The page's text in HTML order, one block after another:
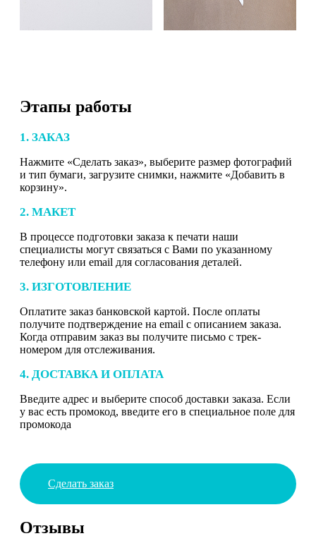
Этапы работы
1. ЗАКАЗ
Нажмите «Сделать заказ», выберите размер фотографий
и тип бумаги, загрузите снимки, нажмите «Добавить в
корзину».
2. МАКЕТ
В процессе подготовки заказа к печати наши
специалисты могут связаться с Вами по указанному
телефону или email для согласования деталей.
3. ИЗГОТОВЛЕНИЕ
Оплатите заказ банковской картой. После оплаты
получите подтверждение на email с описанием заказа.
Когда отправим заказ вы получите письмо с трек-
номером для отслеживания.
4. ДОСТАВКА И ОПЛАТА
Введите адрес и выберите способ доставки заказа. Если
у вас есть промокод, введите его в специальное поле для
промокода
Сделать заказ
Отзывы